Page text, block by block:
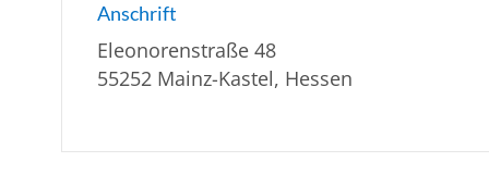
Anschrift
Eleonorenstraße 48
55252 Mainz-Kastel, Hessen